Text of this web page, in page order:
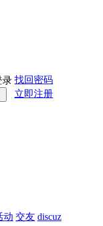
录 找回密码
立即注册
动 交友 discuz